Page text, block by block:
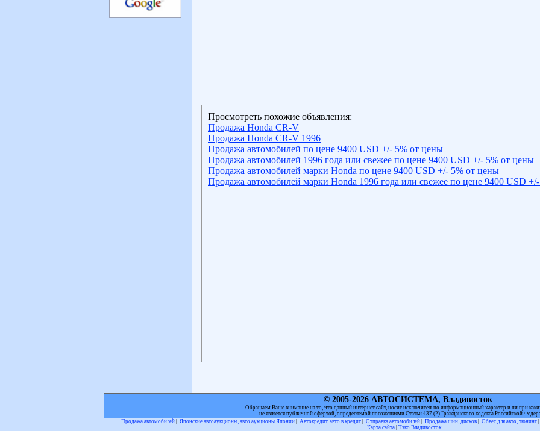
Просмотреть похожие объявления:
Продажа Honda CR-V
Продажа Honda CR-V 1996
Продажа автомобилей по цене 9400 USD +/- 5% от цены
Продажа автомобилей 1996 года или свежее по цене 9400 USD +/- 5% от цены
Продажа автомобилей марки Honda по цене 9400 USD +/- 5% от цены
Продажа автомобилей марки Honda 1996 года или свежее по цене 9400 USD
© 2005-2026 АВТОСИСТЕМА, Владивосток
Обращаем Ваше внимание на то, что данный интернет сайт, носит исключительно информационный характер и ни при
не является публичной офертой, определяемой положениями Статьи 437 (2) Гражданского кодекса Российской
Продажа автомобилей| Японские автоаукционы, авто аукционы Японии| Автокредит, авто в кредит| Отправка автомобилей| Продажа шин, дисков| Обвес для авто, тюнинг|
Карта сайта| Тэко Владивосток